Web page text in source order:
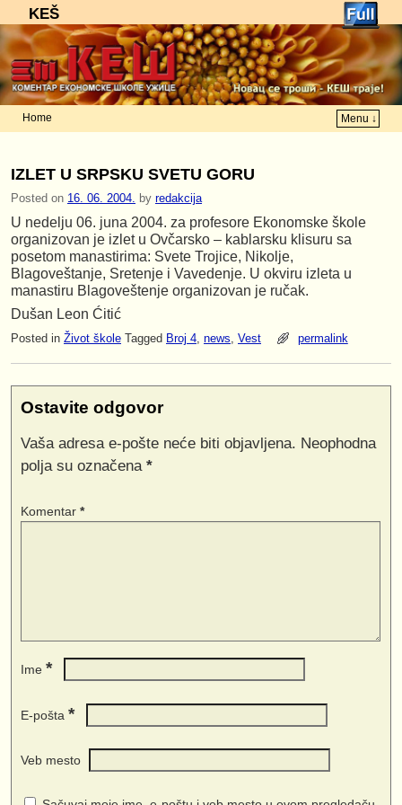
KEŠ
Home
Menu ↓
IZLET U SRPSKU SVETU GORU
Posted on 16. 06. 2004. by redakcija
U nedelju 06. juna 2004. za profesore Ekonomske škole
organizovan je izlet u Ovčarsko – kablarsku klisuru sa
posetom manastirima: Svete Trojice, Nikolje,
Blagoveštanje, Sretenje i Vavedenje. U okviru izleta u
manastiru Blagoveštenje organizovan je ručak.
Dušan Leon Ćitić
Posted in Život škole Tagged Broj 4, news, Vest permalink
Ostavite odgovor
Vaša adresa e-pošte neće biti objavljena. Neophodna
polja su označena *
Komentar *
Ime *
E-pošta *
Veb mesto